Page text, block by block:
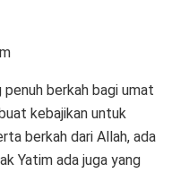
penuh berkah bagi umat
kebajikan untuk
berkah dari Allah, ada
Yatim ada juga yang